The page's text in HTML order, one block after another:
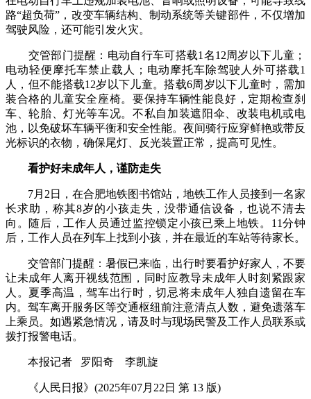
路“超负荷”，改变车辆结构、制动系统等关键部件，不仅增加
驾驶风险，还可能引发火灾。
交管部门提醒：电动自行车可搭载1名12周岁以下儿童；
电动轻便摩托车禁止载人；电动摩托车除驾驶人外可搭载1
人，但不能搭载12岁以下儿童。搭载6周岁以下儿童时，需加
装合格的儿童安全座椅。要保持车辆性能良好，定期检查刹
车、轮胎、灯光等车况。不私自加装遮阳伞、改装电机或电
池，以免破坏车辆平衡和安全性能。夜间骑行应穿鲜艳或带反
光标识的衣物，确保尾灯、反光装置正常，提高可见性。
看护好未成年人，谨防走失
7月2日，在合肥地铁图书馆站，地铁工作人员接到一名家
长求助，称其8岁的小孩走失，没带通信设备，也说不清去
向。随后，工作人员通过监控锁定小孩已乘上地铁。11分钟
后，工作人员在列车上找到小孩，并在最近的车站等待家长。
交管部门提醒：暑假已来临，出行时要看护好家人，不要
让未成年人离开视线范围，同时应教导未成年人时刻紧跟家
人。夏季高温，驾车出行时，切忌将未成年人独自遗留在车
内。驾车离开服务区等交通枢纽前注意清点人数，避免遗落车
上乘员。如遇紧急情况，请及时与现场民警及工作人员联系或
拨打报警电话。
本报记者 罗阳奇 李凯旋
《人民日报》(2025年07月22日 第 13 版)